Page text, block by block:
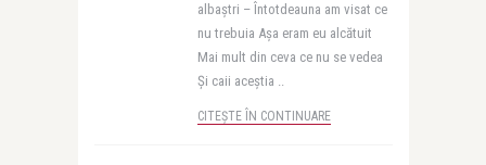
albaştri – Întotdeauna am visat ce
nu trebuia Aşa eram eu alcătuit
Mai mult din ceva ce nu se vedea
Şi caii aceştia ..
CITEȘTE ÎN CONTINUARE